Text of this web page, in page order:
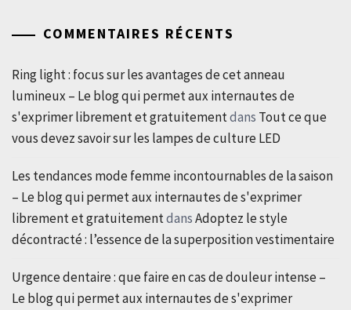
COMMENTAIRES RÉCENTS
Ring light : focus sur les avantages de cet anneau
lumineux – Le blog qui permet aux internautes de
s'exprimer librement et gratuitementdans Tout ce que
vous devez savoir sur les lampes de culture LED
Les tendances mode femme incontournables de la saison
– Le blog qui permet aux internautes de s'exprimer
librement et gratuitementdansAdoptez le style
décontracté : l’essence de la superposition vestimentaire
Urgence dentaire : que faire en cas de douleur intense –
Le blog qui permet aux internautes de s'exprimer